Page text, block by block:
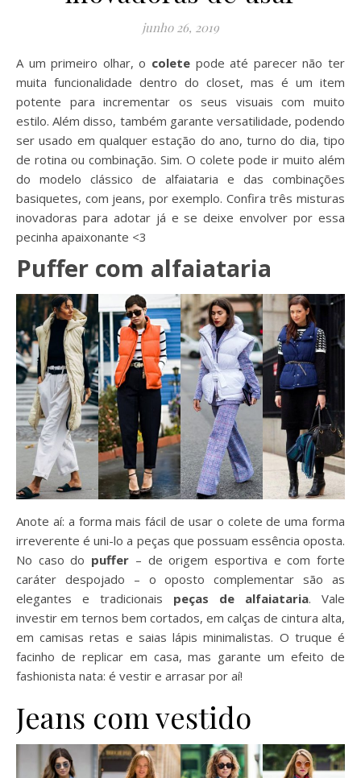
junho 26, 2019
A um primeiro olhar, o colete pode até parecer não ter
muita funcionalidade dentro do closet, mas é um item
potente para incrementar os seus visuais com muito
estilo. Além disso, também garante versatilidade, podendo
ser usado em qualquer estação do ano, turno do dia, tipo
de rotina ou combinação. Sim. O colete pode ir muito além
do modelo clássico de alfaiataria e das combinações
basiquetes, com jeans, por exemplo. Confira três misturas
inovadoras para adotar já e se deixe envolver por essa
pecinha apaixonante <3
Puffer com alfaiataria
Anote aí: a forma mais fácil de usar o colete de uma forma
irreverente é uni-lo a peças que possuam essência oposta.
No caso do puffer – de origem esportiva e com forte
caráter despojado – o oposto complementar são as
elegantes e tradicionais peças de alfaiataria. Vale
investir em ternos bem cortados, em calças de cintura alta,
em camisas retas e saias lápis minimalistas. O truque é
facinho de replicar em casa, mas garante um efeito de
fashionista nata: é vestir e arrasar por aí!
Jeans com vestido